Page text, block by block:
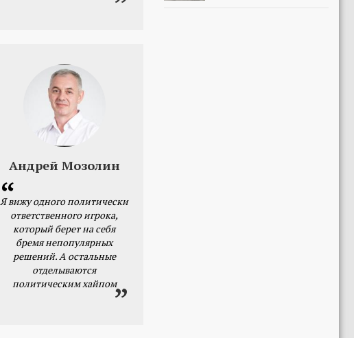
Андрей Мозолин
Я вижу одного политически
ответственного игрока,
который берет на себя
бремя непопулярных
решений. А остальные
отделываются
политическим хайпом